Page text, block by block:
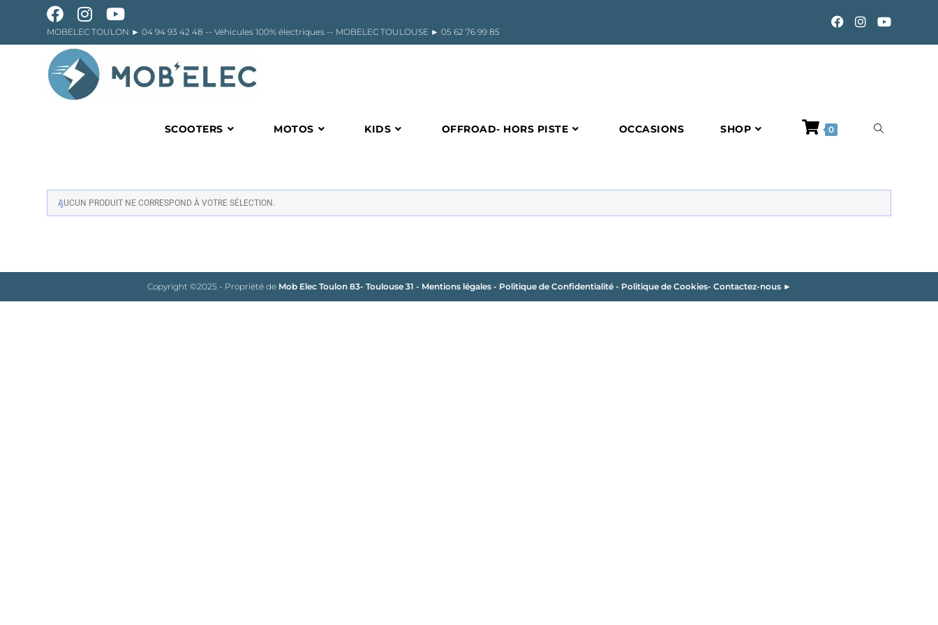
MOBELEC TOULON ►04 94 93 42 48-- Véhicules 100% électriques -- MOBELEC TOULOUSE ► 05 62 76 99 85
SCOOTERS MOTOS KIDS OFFROAD- HORS PISTE OCCASIONS SHOP 0 TOGGLE
AUCUN PRODUIT NE CORRESPOND À VOTRE SÉLECTION.
Copyright ©2025 - Propriété de Mob Elec Toulon 83- Toulouse 31 - Mentions légales- Politique de Confidentialité- Politique de Cookies- Contactez-nous ►